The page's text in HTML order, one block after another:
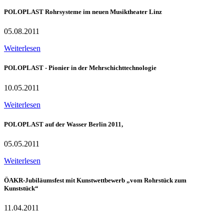
POLOPLAST Rohrsysteme im neuen Musiktheater Linz
05.08.2011
Weiterlesen
POLOPLAST - Pionier in der Mehrschichttechnologie
10.05.2011
Weiterlesen
POLOPLAST auf der Wasser Berlin 2011,
05.05.2011
Weiterlesen
ÖAKR-Jubiläumsfest mit Kunstwettbewerb „vom Rohrstück zum
Kunststück“
11.04.2011